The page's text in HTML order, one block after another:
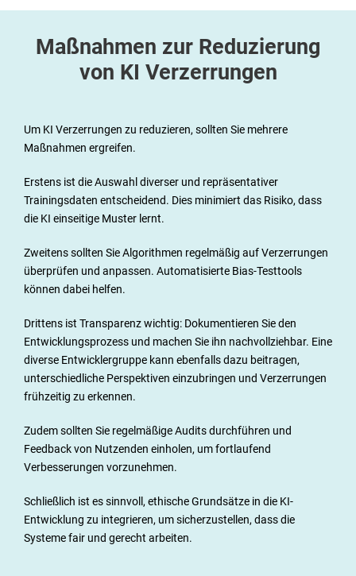
Maßnahmen zur Reduzierung
von KI Verzerrungen
Um KI Verzerrungen zu reduzieren, sollten Sie mehrere
Maßnahmen ergreifen.
Erstens ist die Auswahl diverser und repräsentativer
Trainingsdaten entscheidend. Dies minimiert das Risiko, dass
die KI einseitige Muster lernt.
Zweitens sollten Sie Algorithmen regelmäßig auf Verzerrungen
überprüfen und anpassen. Automatisierte Bias-Testtools
können dabei helfen.
Drittens ist Transparenz wichtig: Dokumentieren Sie den
Entwicklungsprozess und machen Sie ihn nachvollziehbar. Eine
diverse Entwicklergruppe kann ebenfalls dazu beitragen,
unterschiedliche Perspektiven einzubringen und Verzerrungen
frühzeitig zu erkennen.
Zudem sollten Sie regelmäßige Audits durchführen und
Feedback von Nutzenden einholen, um fortlaufend
Verbesserungen vorzunehmen.
Schließlich ist es sinnvoll, ethische Grundsätze in die KI-
Entwicklung zu integrieren, um sicherzustellen, dass die
Systeme fair und gerecht arbeiten.